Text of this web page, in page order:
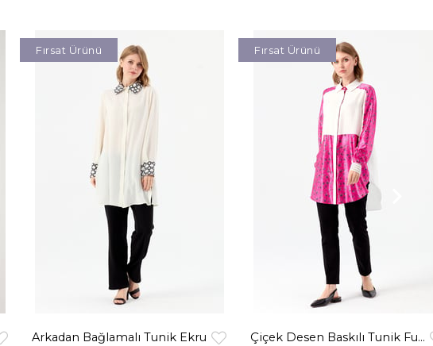
Arkadan Bağlamalı Tunik Ekru
Fırsat Ürünü
Çiçek Desen Baskılı Tunik Fuşya
Fırsat Ürünü